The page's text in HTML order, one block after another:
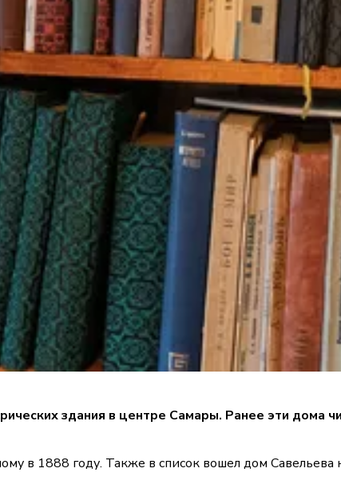
здания в центре Самары. Ранее эти
в 1888 году. Также в список вошел дом